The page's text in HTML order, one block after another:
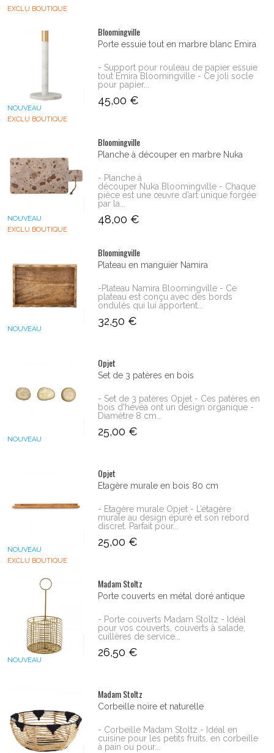
EXCLU BOUTIQUE
NOUVEAU
EXCLU BOUTIQUE
Bloomingville
Porte essuie tout en marbre blanc Emira
- Support pour rouleau de papier essuie
tout Emira Bloomingville - Ce joli socle
pour papier...
45,00 €
NOUVEAU
EXCLU BOUTIQUE
Bloomingville
Planche à découper en marbre Nuka
- Planche à
découper Nuka Bloomingville - Chaque
pièce est une œuvre d’art unique forgée
par la...
48,00 €
NOUVEAU
Bloomingville
Plateau en manguier Namira
-Plateau Namira Bloomingville - Ce
plateau est conçu avec des bords
ondulés qui lui apportent...
32,50 €
NOUVEAU
Opjet
Set de 3 patères en bois
- Set de 3 patères Opjet - Ces patères en
bois d'hévéa ont un design organique -
Diamètre 8 cm...
25,00 €
NOUVEAU
EXCLU BOUTIQUE
Opjet
Etagère murale en bois 80 cm
- Etagère murale Opjet - L’étagère
murale au design épuré et son rebord
discret. Parfait pour...
25,00 €
NOUVEAU
Madam Stoltz
Porte couverts en métal doré antique
- Porte couverts Madam Stoltz - Idéal
pour vos couverts, couverts à salade,
cuillères de service...
26,50 €
Madam Stoltz
Corbeille noire et naturelle
- Corbeille Madam Stoltz - Idéal en
cuisine pour les petits fruits, en corbeille
à pain ou pour...